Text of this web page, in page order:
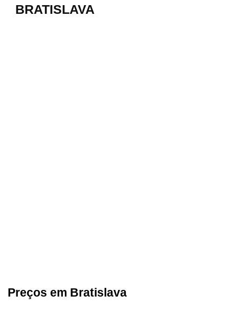
BRATISLAVA
Preços em Bratislava